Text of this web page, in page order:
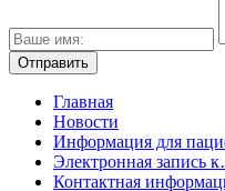
Главная
Новости
Информация для
Электронная запись
Контактная